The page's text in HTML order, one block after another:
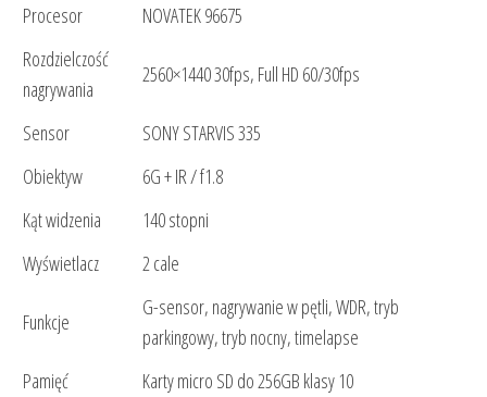
Procesor
NOVATEK 96675
Rozdzielczość
nagrywania
2560×1440 30fps, Full HD 60/30fps
Sensor
SONY STARVIS 335
Obiektyw
6G + IR / f1.8
Kąt widzenia
140 stopni
Wyświetlacz
2 cale
Funkcje
G-sensor, nagrywanie w pętli, WDR, tryb
parkingowy, tryb nocny, timelapse
Pamięć
Karty micro SD do 256GB klasy 10